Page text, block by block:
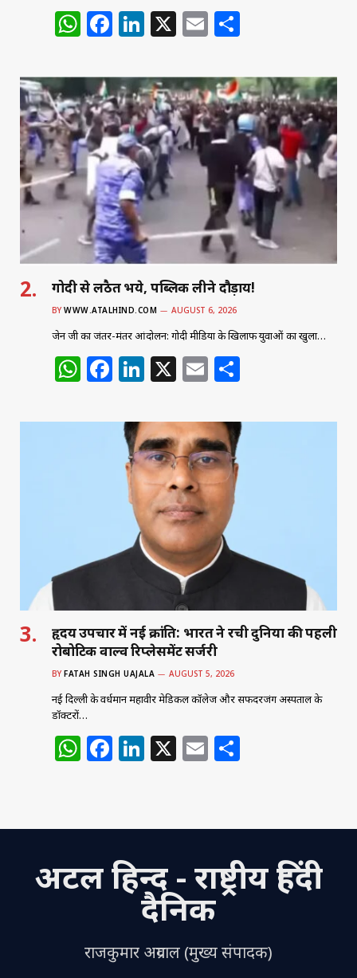
W
at
s
A
p
p
F
c
e
b
o
o
k
Li
k
e
dI
n
X E
ai
l
ar
e
गोदी से लठैत भये, पब्लिक लीने दौड़ाय!
BY WWW.ATALHIND.COM AUGUST 6, 2026
जेन जी का जंतर-मंतर आंदोलन: गोदी मीडिया के खिलाफ युवाओं का खुला…
W
at
F
c
e
b
o
k
Li
k
e
dI
n
X E
ai
l
ar
e
हृदय उपचार में नई क्रांति: भारत ने रची दुनिया की पहली
रोबोटिक वाल्व रिप्लेसमेंट सर्जरी
BY FATAH SINGH UAJALA AUGUST 5, 2026
नई दिल्ली के वर्धमान महावीर मेडिकल कॉलेज और सफदरजंग अस्पताल के
डॉक्टरों…
W
s
p
p
F
e
o
o
Li
e
n
X E
l e
अटल हिन्द - राष्ट्रीय हिंदी
दैनिक
राजकुमार अग्रवाल (मुख्य संपादक)